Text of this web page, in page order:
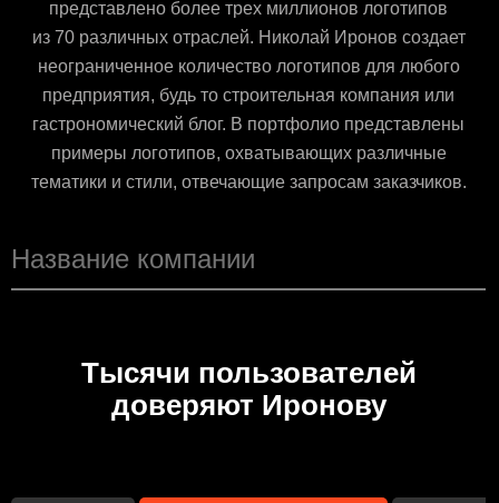
представлено более трех миллионов логотипов
из 70 различных отраслей. Николай Иронов создает
неограниченное количество логотипов для любого
предприятия, будь то строительная компания или
гастрономический блог. В портфолио представлены
примеры логотипов, охватывающих различные
тематики и стили, отвечающие запросам заказчиков.
Тысячи пользователей
доверяют Иронову